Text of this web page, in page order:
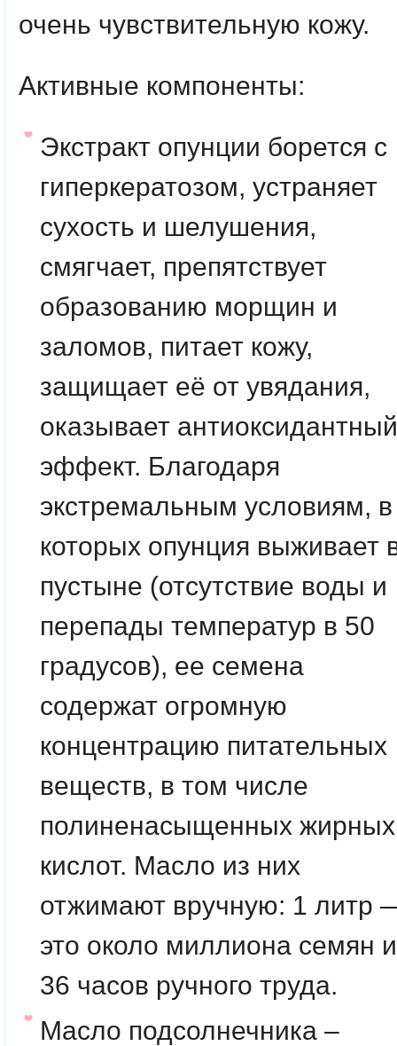
очень чувствительную кожу.
Активные компоненты:
Экстракт опунции борется с
гиперкератозом, устраняет
сухость и шелушения,
смягчает, препятствует
образованию морщин и
заломов, питает кожу,
защищает её от увядания,
оказывает антиоксидантный
эффект. Благодаря
экстремальным условиям, в
которых опунция выживает
пустыне (отсутствие воды и
перепады температур в 50
градусов), ее семена
содержат огромную
концентрацию питательных
веществ, в том числе
полиненасыщенных жирных
кислот. Масло из них
отжимают вручную: 1 литр
это около миллиона семян и
36 часов ручного труда.
Масло подсолнечника –